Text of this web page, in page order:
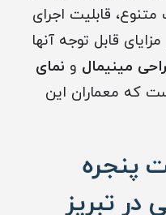
متنوع، قابلیت اجرای
قابل توجه آنها
مینیمال و نمای
که معماران این
پنجره
در تبریز